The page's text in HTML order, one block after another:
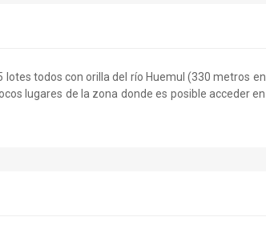
todos con orilla del río Huemul (330 metros en
lugares de la zona donde es posible acceder en